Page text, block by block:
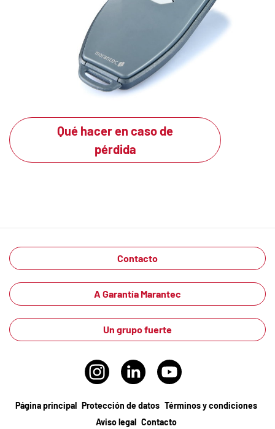
Qué hacer en caso de
pérdida
Contacto
A Garantía Marantec
Un grupo fuerte
Página principal Protección de datos Términos y condiciones
Aviso legal Contacto